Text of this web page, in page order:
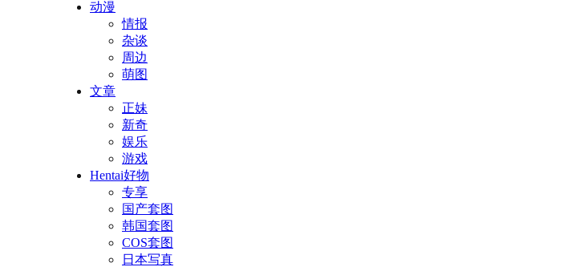
动漫
情报
杂谈
周边
萌图
文章
正妹
新奇
娱乐
游戏
Hentai好物
专享
国产套图
韩国套图
COS套图
日本写真